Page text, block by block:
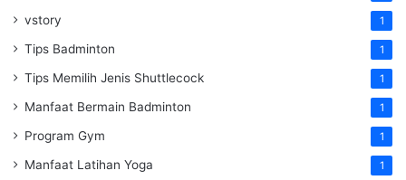
vstory 1
Tips Badminton 1
Tips Memilih Jenis Shuttlecock 1
Manfaat Bermain Badminton 1
Program Gym 1
Manfaat Latihan Yoga 1